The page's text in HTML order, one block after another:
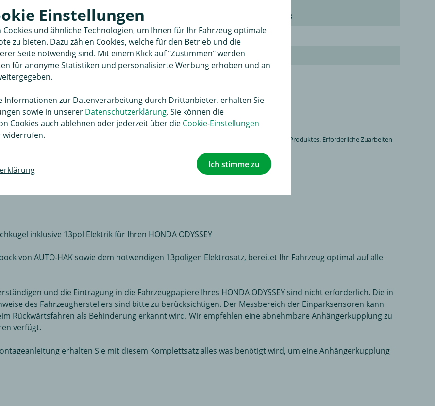
4613
Dauerstrom/Ladeleitung
139243
Steckdose vorkonfektioniert
Spannung [V]
und kann somit niedriger ausfallen.
beziehen sich ausschließlich auf den eigentlichen An- bzw. den Einbau des jeweiligen Produktes. Erforderliche Zuarbeiten
stark variieren und sind daher in unserer Zeitangabe nicht mit berücksichtigt.
inklusive 13pol Elektrik für Ihren HONDA ODYSSEY
von AUTO-HAK sowie dem notwendigen 13poligen Elektrosatz, bereitet Ihr Fahrzeug optimal auf alle
und die Eintragung in die Fahrzeugpapiere Ihres HONDA ODYSSEY sind nicht erforderlich. Die in
des Fahrzeugherstellers sind bitte zu berücksichtigen. Der Messbereich der Einparksensoren kann
Rückwärtsfahren als Behinderung erkannt wird. Wir empfehlen eine abnehmbare Anhängerkupplung zu
verfügt.
erhalten Sie mit diesem Komplettsatz alles was benötigt wird, um eine Anhängerkupplung
Einstellungen
Cookies und ähnliche Technologien, um Ihnen für Ihr Fahrzeug optimale
zu bieten. Dazu zählen Cookies, welche für den Betrieb und die
Seite notwendig sind. Mit einem Klick auf "Zustimmen" werden
für anonyme Statistiken und personalisierte Werbung erhoben und an
Informationen zur Datenverarbeitung durch Drittanbieter, erhalten Sie
sowie in unserer Datenschutzerklärung. Sie können die
Cookies auch ablehnen oder jederzeit über die Cookie-Einstellungen
widerrufen.
Ich stimme zu